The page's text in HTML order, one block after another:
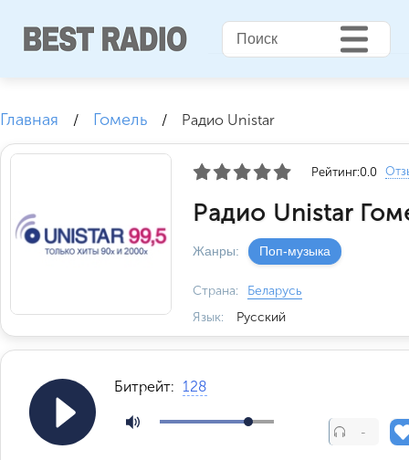
Главная / Гомель / Радио Unistar
Рейтинг:0.0
Радио Unistar
Жанры: Поп-музыка
Страна:
Беларусь
Язык:
Русский
Битрейт: 128
-